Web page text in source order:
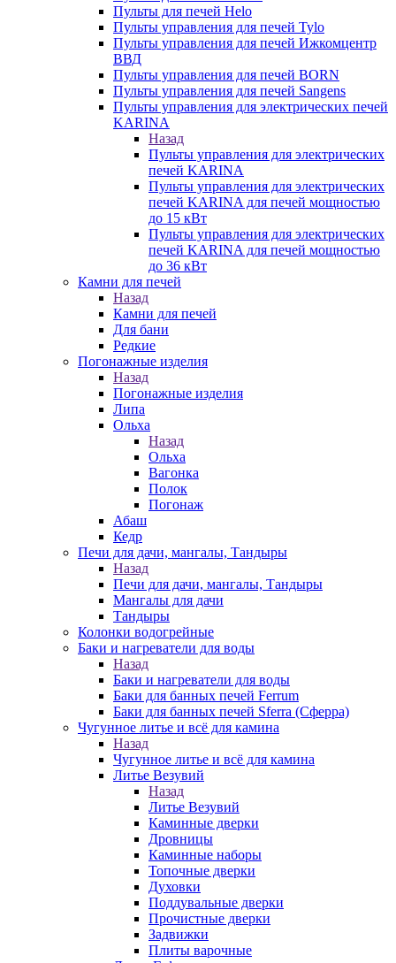
Пульты для печей Helo
Пульты управления для печей Tylo
Пульты управления для печей Ижкомцентр
ВВД
Пульты управления для печей BORN
Пульты управления для печей Sangens
Пульты управления для электрических печей
KARINA
Назад
Пульты управления для электрических
печей KARINA
Пульты управления для электрических
печей KARINA для печей мощностью
до 15 кВт
Пульты управления для электрических
печей KARINA для печей мощностью
до 36 кВт
Камни для печей
Назад
Камни для печей
Для бани
Редкие
Погонажные изделия
Назад
Погонажные изделия
Липа
Ольха
Назад
Ольха
Вагонка
Полок
Погонаж
Абаш
Кедр
Печи для дачи, мангалы, Тандыры
Назад
Печи для дачи, мангалы, Тандыры
Мангалы для дачи
Тандыры
Колонки водогрейные
Баки и нагреватели для воды
Назад
Баки и нагреватели для воды
Баки для банных печей Ferrum
Баки для банных печей Sferra (Сферра)
Чугунное литье и всё для камина
Назад
Чугунное литье и всё для камина
Литье Везувий
Назад
Литье Везувий
Каминные дверки
Дровницы
Каминные наборы
Топочные дверки
Духовки
Поддувальные дверки
Прочистные дверки
Задвижки
Плиты варочные